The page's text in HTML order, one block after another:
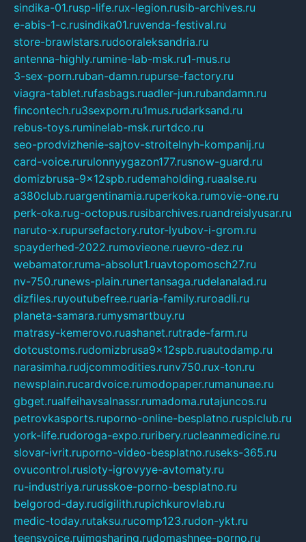
sindika-01.rusp-life.rux-legion.rusib-archives.ru
e-abis-1-c.rusindika01.ruvenda-festival.ru
store-brawlstars.rudooraleksandria.ru
antenna-highly.rumine-lab-msk.ru1-mus.ru
3-sex-porn.ruban-damn.rupurse-factory.ru
viagra-tablet.rufasbags.ruadler-jun.rubandamn.ru
fincontech.ru3sexporn.ru1mus.rudarksand.ru
rebus-toys.ruminelab-msk.rurtdco.ru
seo-prodvizhenie-sajtov-stroitelnyh-kompanij.ru
card-voice.rurulonnyygazon177.rusnow-guard.ru
domizbrusa-9x12spb.rudemaholding.ruaalse.ru
a380club.ruargentinamia.ruperkoka.rumovie-one.ru
perk-oka.rug-octopus.rusibarchives.ruandreislyusar.ru
naruto-x.rupursefactory.rutor-lyubov-i-grom.ru
spayderhed-2022.rumovieone.ruevro-dez.ru
webamator.ruma-absolut1.ruavtopomosch27.ru
nv-750.runews-plain.runertansaga.rudelanalad.ru
dizfiles.ruyoutubefree.ruaria-family.ruroadli.ru
planeta-samara.rumysmartbuy.ru
matrasy-kemerovo.ruashanet.rutrade-farm.ru
dotcustoms.rudomizbrusa9x12spb.ruautodamp.ru
narasimha.rudjcommodities.runv750.rux-ton.ru
newsplain.rucardvoice.rumodopaper.rumanunae.ru
gbget.rualfeihavsalnassr.rumadoma.rutajuncos.ru
petrovkasports.ruporno-online-besplatno.rusplclub.ru
york-life.rudoroga-expo.ruribery.rucleanmedicine.ru
slovar-ivrit.ruporno-video-besplatno.ruseks-365.ru
ovucontrol.rusloty-igrovyye-avtomaty.ru
ru-industriya.rurusskoe-porno-besplatno.ru
belgorod-day.rudigilith.rupichkurovlab.ru
medic-today.rutaksu.rucomp123.rudon-ykt.ru
teensvoice.ruimgsharing.rudomashnee-porno.ru